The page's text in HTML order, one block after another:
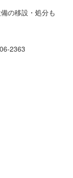
の移設・処分も
2363